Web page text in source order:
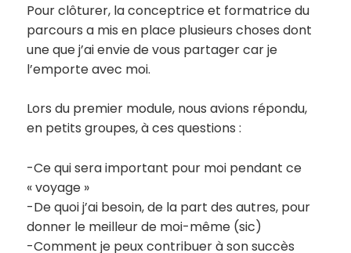
Pour clôturer, la conceptrice et formatrice du
parcours a mis en place plusieurs choses dont
une que j’ai envie de vous partager car je
l’emporte avec moi.
Lors du premier module, nous avions répondu,
en petits groupes, à ces questions :
-Ce qui sera important pour moi pendant ce
« voyage »
-De quoi j’ai besoin, de la part des autres, pour
donner le meilleur de moi-même (sic)
-Comment je peux contribuer à son succès